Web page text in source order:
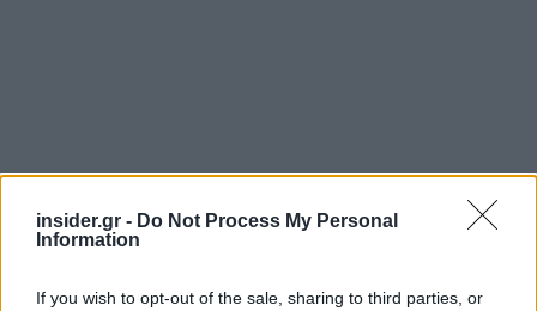
insider.gr - Do Not Process My Personal
Information
If you wish to opt-out of the sale, sharing to third parties, or